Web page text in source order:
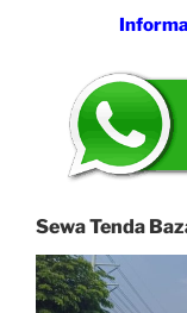
Sewa Tenda